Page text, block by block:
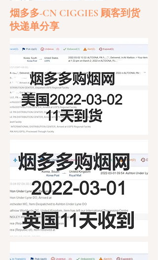
烟多多-CN CIGGIES 顾客到货
快递单分享